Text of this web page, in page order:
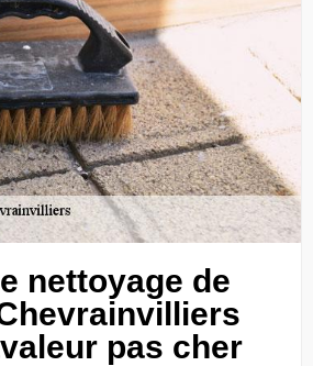
nettoyage de
pas cher